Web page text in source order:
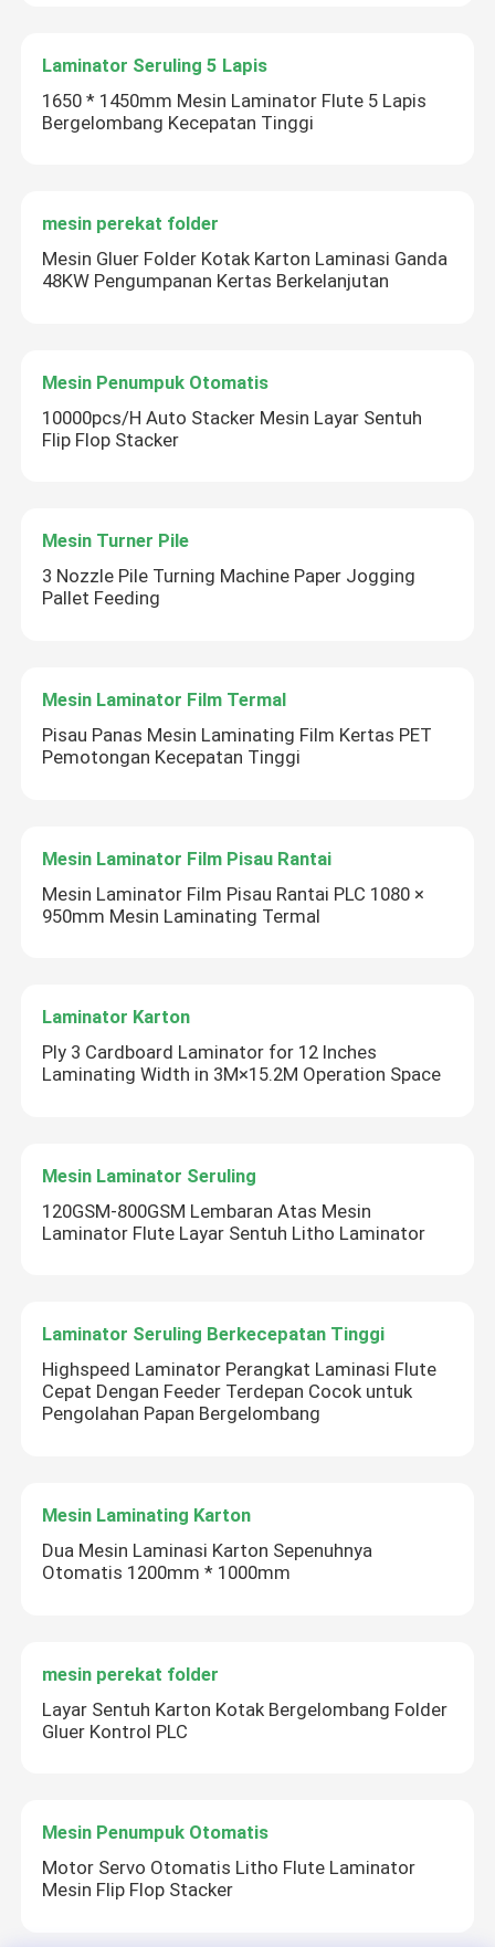
Laminator Seruling 5 Lapis
1650 * 1450mm Mesin Laminator Flute 5 Lapis
Bergelombang Kecepatan Tinggi
mesin perekat folder
Mesin Gluer Folder Kotak Karton Laminasi Ganda
48KW Pengumpanan Kertas Berkelanjutan
Mesin Penumpuk Otomatis
10000pcs/H Auto Stacker Mesin Layar Sentuh
Flip Flop Stacker
Mesin Turner Pile
3 Nozzle Pile Turning Machine Paper Jogging
Pallet Feeding
Mesin Laminator Film Termal
Pisau Panas Mesin Laminating Film Kertas PET
Pemotongan Kecepatan Tinggi
Mesin Laminator Film Pisau Rantai
Mesin Laminator Film Pisau Rantai PLC 1080 ×
950mm Mesin Laminating Termal
Laminator Karton
Ply 3 Cardboard Laminator for 12 Inches
Laminating Width in 3M×15.2M Operation Space
Mesin Laminator Seruling
120GSM-800GSM Lembaran Atas Mesin
Laminator Flute Layar Sentuh Litho Laminator
Laminator Seruling Berkecepatan Tinggi
Highspeed Laminator Perangkat Laminasi Flute
Cepat Dengan Feeder Terdepan Cocok untuk
Pengolahan Papan Bergelombang
Mesin Laminating Karton
Dua Mesin Laminasi Karton Sepenuhnya
Otomatis 1200mm * 1000mm
mesin perekat folder
Layar Sentuh Karton Kotak Bergelombang Folder
Gluer Kontrol PLC
Mesin Penumpuk Otomatis
Motor Servo Otomatis Litho Flute Laminator
Mesin Flip Flop Stacker